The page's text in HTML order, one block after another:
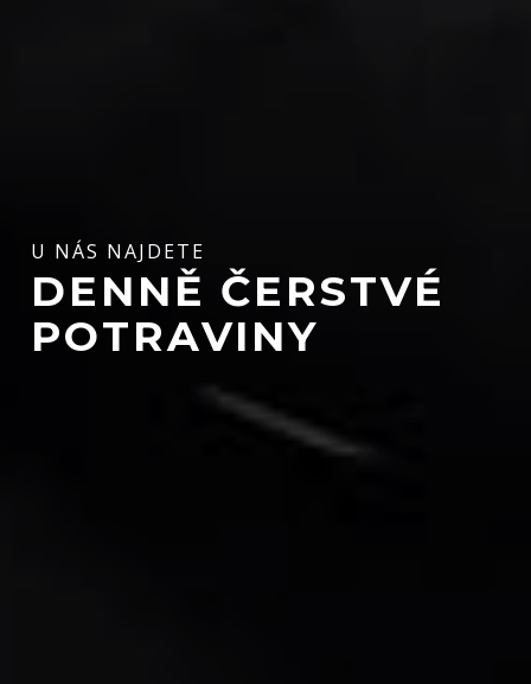
U NÁS NAJDETE
DENNĚ ČERSTVÉ
POTRAVINY